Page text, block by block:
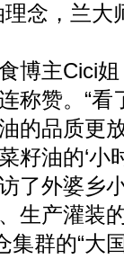
念，兰
博主Cici
称赞。“
的品质更
油的‘小
了外婆乡
生产灌装
集群的“大